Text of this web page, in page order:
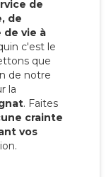
de
de
vie à
c'est le
que
de notre
la
. Faites
crainte
vos